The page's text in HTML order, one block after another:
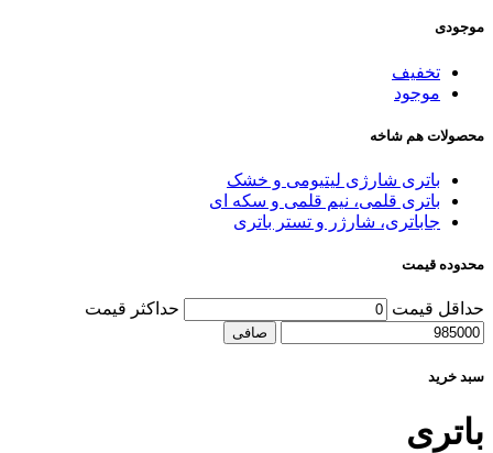
موجودی
تخفیف
موجود
محصولات هم شاخه
باتری شارژی لیتیومی و خشک
باتری قلمی، نیم قلمی و سکه ای
جاباتری، شارژر و تستر باتری
محدوده قیمت
حداقل قیمت حداكثر قيمت
صافی
سبد خرید
باتری